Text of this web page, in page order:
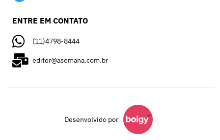
ENTRE EM CONTATO
(11)4798-8444
editor@asemana.com.br
Desenvolvido por